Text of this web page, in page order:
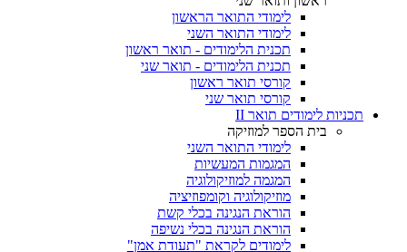
לימודי התואר הראשון
לימודי התואר השני
תכנית הלימודים - תואר ראשון
תכנית הלימודים - תואר שני
קורסי תואר ראשון
קורסי תואר שני
תכניות לימודים תואר II
בית הספר למוזיקה
לימודי התואר השני
המגמות המעשיות
המגמה למוזיקולוגיה
מוזיקולוגיה וקומפוזיציה
הוראת הנגינה בכלי קשת
הוראת הנגינה בכלי נשיפה
לימודים לקראת "תעודת אמן"